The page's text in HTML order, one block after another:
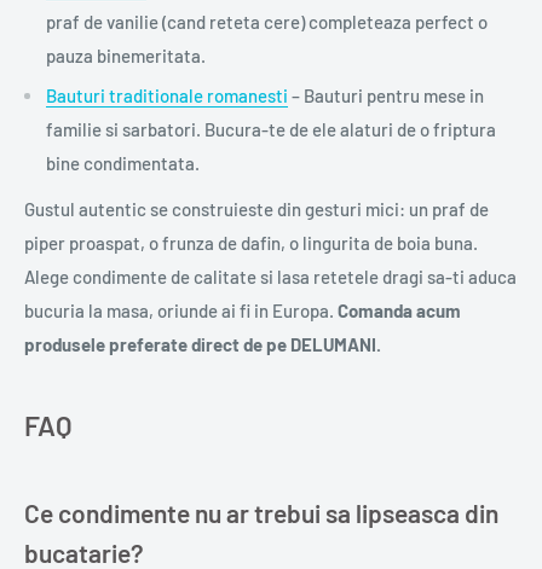
praf de vanilie (cand reteta cere) completeaza perfect o
pauza binemeritata.
Bauturi traditionale romanesti – Bauturi pentru mese in
familie si sarbatori. Bucura-te de ele alaturi de o friptura
bine condimentata.
Gustul autentic se construieste din gesturi mici: un praf de
piper proaspat, o frunza de dafin, o lingurita de boia buna.
Alege condimente de calitate si lasa retetele dragi sa-ti aduca
bucuria la masa, oriunde ai fi in Europa. Comanda acum
produsele preferate direct de pe DELUMANI.
FAQ
Ce condimente nu ar trebui sa lipseasca din
bucatarie?